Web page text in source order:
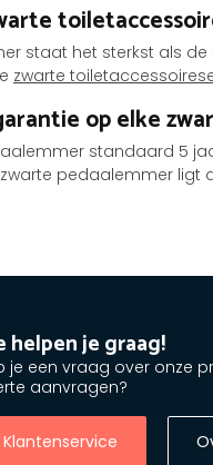
staat het sterkst als
zwarte
op elke
standaard 5
pedaalemmer ligt
helpen je graag!
je een vraag over onze
aanvragen?
Klantenservice